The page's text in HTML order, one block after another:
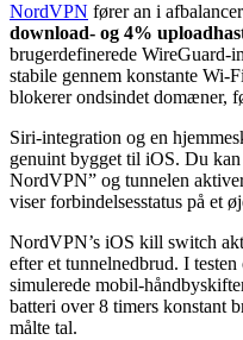
NordVPN fører an i
download- og 4%
brugerdefinerede WireGuard-
stabile gennem konstante
blokerer ondsindet domæner,
Siri-integration og en
genuint bygget til iOS. Du
NordVPN” og tunnelen
viser forbindelsesstatus på et
NordVPN’s iOS kill switch
efter et tunnelnedbrud. I
simulerede mobil-
batteri over 8 timers konstant
målte tal.